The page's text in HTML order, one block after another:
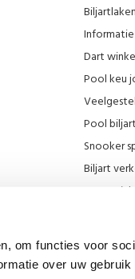
om functies voor
over uw
Dart
Pool keu
Pool
Snooker
Biljart
Onze
Blog